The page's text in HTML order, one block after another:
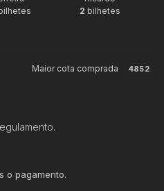
2 bilhetes
Maior cota comprada 4852
o pagamento.